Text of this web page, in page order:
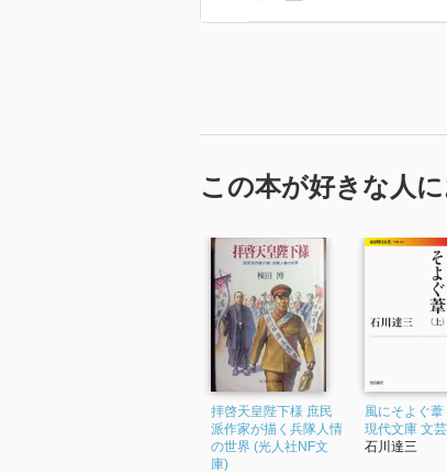
かれた作品となります。
主人公は「木谷」という一
彼は窃盗の罪で軍法会議に
彼が刑務所に入っていたこ
この曾田がもうひとりの主
ています。
タイトルは、作中で軍隊を
由来しています。
そこで行われていることは
な場所で異質ともいえる行
一方的で捻じ曲げられた裁
の中身を描いた作品と思いま
この本が好きな人
拝啓天皇陛下様 庶民
派作家が描く兵隊人情
の世界 (光人社NF文
庫)
風にそよぐ葦
現代文庫 文
石川達三